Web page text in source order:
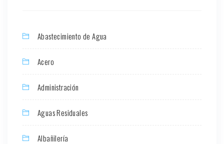
Abastecimiento de Agua
Acero
Administración
Aguas Residuales
Albañilería